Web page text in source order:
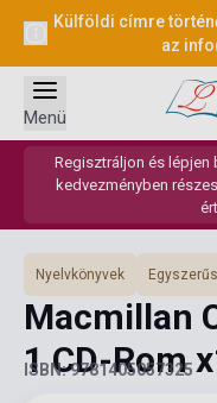
Külföldi címre
az
Regisztráljon és lépjen
kedvezményben
Menü
Nyelvkönyvek
Macmillan
1 CD-Rom
ISBN: 9781405057325